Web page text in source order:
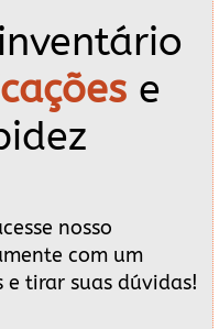
e
nosso
com um
tirar suas dúvidas!